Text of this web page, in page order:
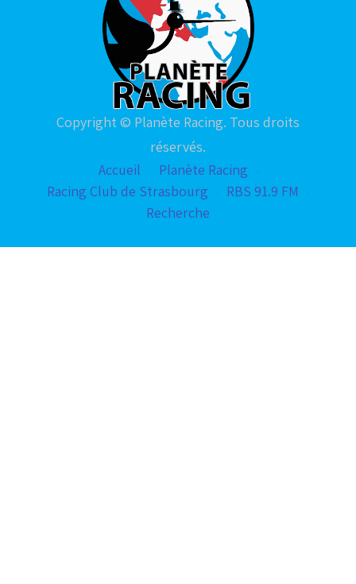
Copyright © Planète Racing. Tous droits
réservés.
Accueil
Planète Racing
Racing Club de Strasbourg
RBS 91.9 FM
Recherche